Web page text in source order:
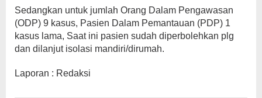
Sedangkan untuk jumlah Orang Dalam Pengawasan
(ODP) 9 kasus, Pasien Dalam Pemantauan (PDP) 1
kasus lama, Saat ini pasien sudah diperbolehkan plg
dan dilanjut isolasi mandiri/dirumah.
Laporan : Redaksi